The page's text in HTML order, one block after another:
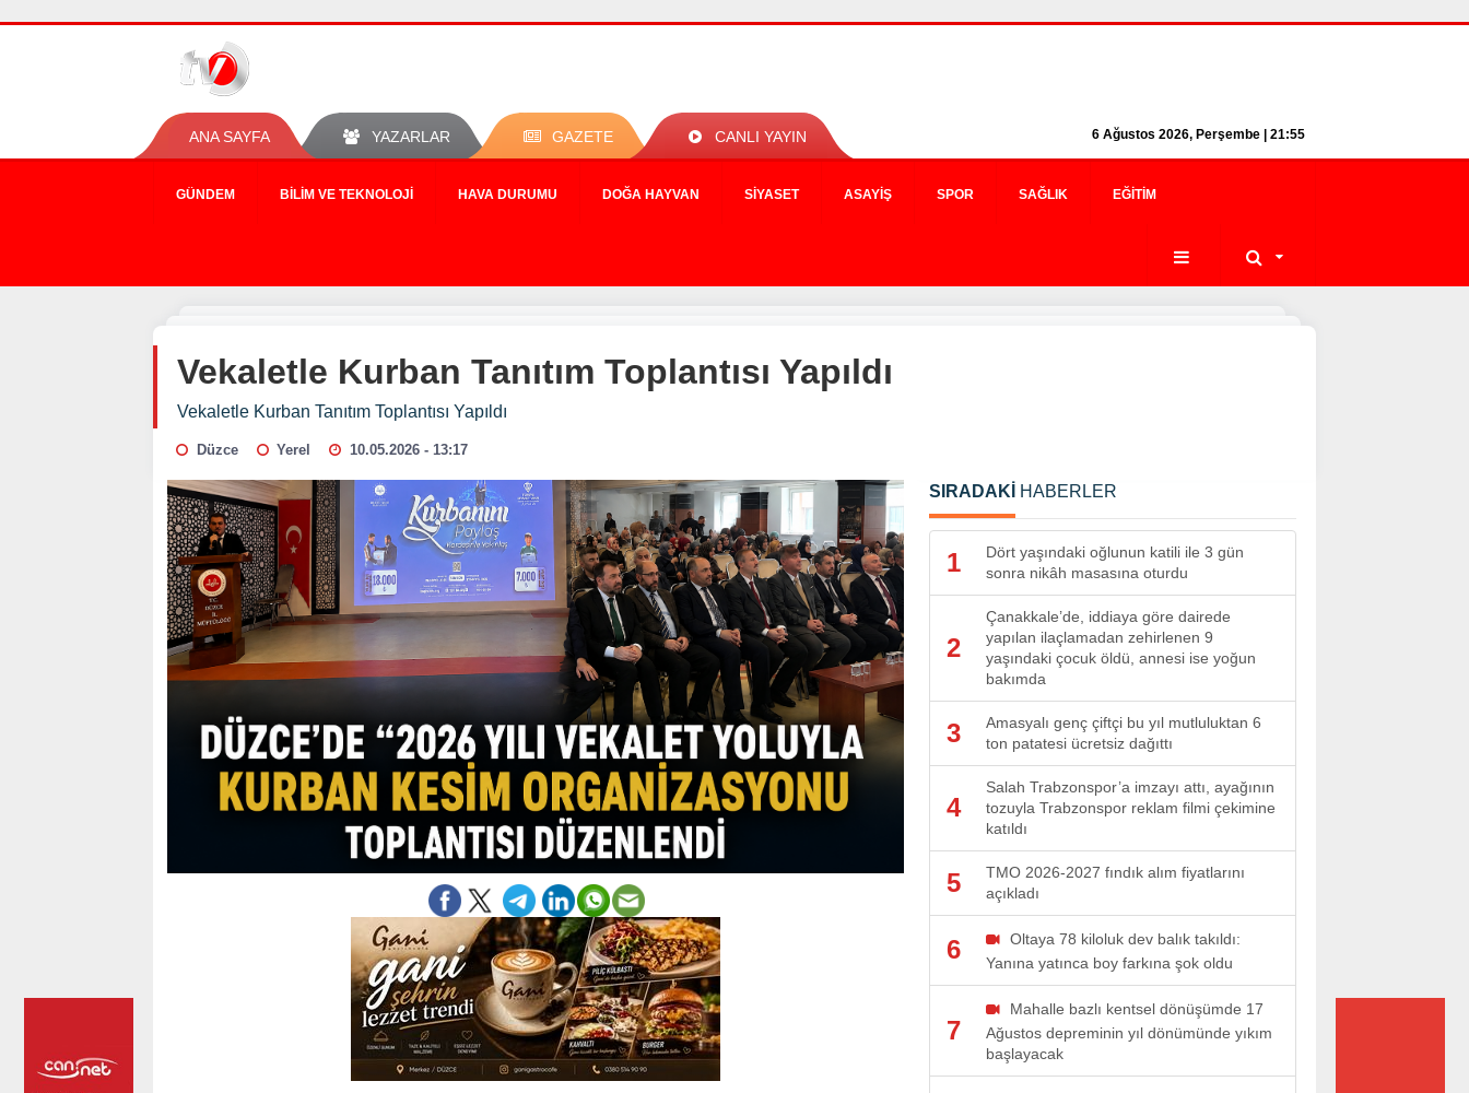
ANA SAYFA YAZARLAR GAZETE CANLI YAYIN 6 Ağustos 2026, Perşembe | 21:55
GÜNDEM BILIM VE TEKNOLOJI HAVA DURUMU DOĞA HAYVAN SIYASET ASAYIŞ SPOR SAĞLIK EĞITIM
Vekaletle Kurban Tanıtım Toplantısı Yapıldı
Vekaletle Kurban Tanıtım Toplantısı Yapıldı
Düzce Yerel 10.05.2026 - 13:17
SIRADAKİ HABERLER
1
Dört yaşındaki oğlunun katili ile 3 gün
sonra nikâh masasına oturdu
2
Çanakkale’de, iddiaya göre dairede
yapılan ilaçlamadan zehirlenen 9
yaşındaki çocuk öldü, annesi ise yoğun
bakımda
3
Amasyalı genç çiftçi bu yıl mutluluktan 6
ton patatesi ücretsiz dağıttı
4
Salah Trabzonspor’a imzayı attı, ayağının
tozuyla Trabzonspor reklam filmi çekimine
katıldı
5
TMO 2026-2027 fındık alım fiyatlarını
açıkladı
6
Oltaya 78 kiloluk dev balık takıldı:
Yanına yatınca boy farkına şok oldu
7
Mahalle bazlı kentsel dönüşümde 17
Ağustos depreminin yıl dönümünde yıkım
başlayacak